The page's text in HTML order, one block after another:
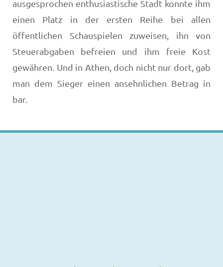
ausgesprochen enthusiastische Stadt konnte ihm
einen Platz in der ersten Reihe bei allen
öffentlichen Schauspielen zuweisen, ihn von
Steuerabgaben befreien und ihm freie Kost
gewähren. Und in Athen, doch nicht nur dort, gab
man dem Sieger einen ansehnlichen Betrag in
bar.